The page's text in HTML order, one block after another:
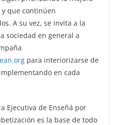
que continúen
A su vez, se invita a la
sociedad en general a
para interiorizarse de
en cada
Ejecutiva de Enseñá por
es la base de todo